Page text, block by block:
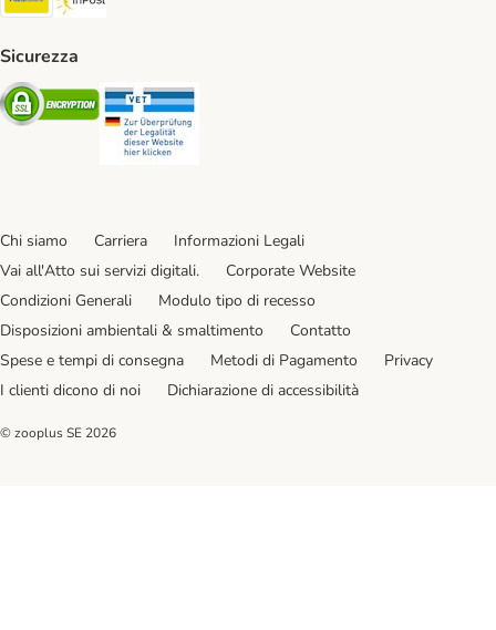
Sicurezza
Security
Chi siamo Carriera
Informazioni Legali
Vai all'Atto sui servizi digitali.
Corporate Website
Condizioni Generali
Modulo tipo di recesso
Disposizioni ambientali & smaltimento
Contatto
Spese e tempi di consegna
Metodi di Pagamento
Privacy
I clienti dicono di noi
Dichiarazione di accessibilità
© zooplus SE 2026